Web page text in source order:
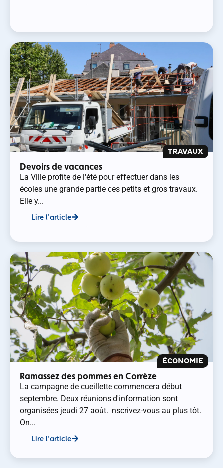
TRAVAUX
Devoirs de vacances
La Ville profite de l'été pour effectuer dans les
écoles une grande partie des petits et gros travaux.
Elle y...
Lire l'article
ÉCONOMIE
Ramassez des pommes en Corrèze
La campagne de cueillette commencera début
septembre. Deux réunions d'information sont
organisées jeudi 27 août. Inscrivez-vous au plus tôt.
On...
Lire l'article